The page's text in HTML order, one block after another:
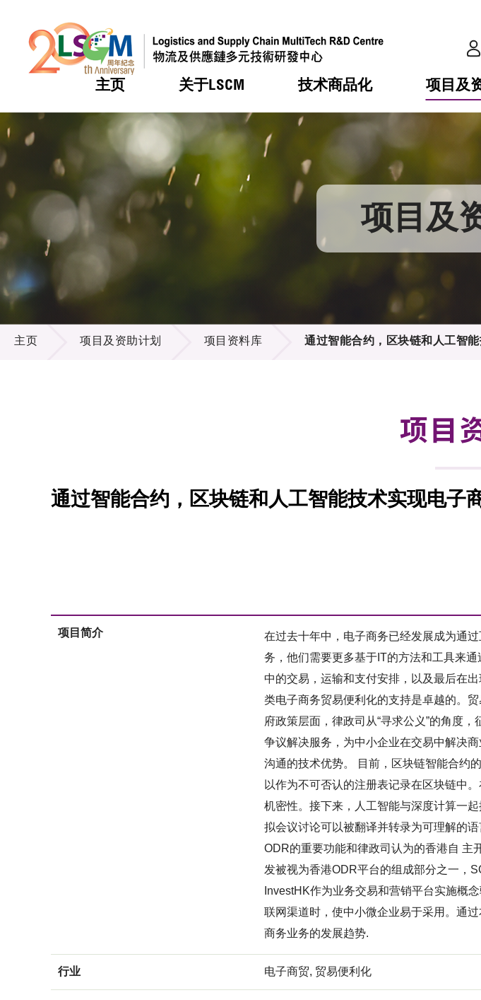
主页 关于LSCM
热门
LSCM 动向
机构简介
服务范畴
组织架构
供应商登记
技术商品化
热门
LSCM 动向
服务
应用于公共服务之创新技术
项目及
热门
LSCM 动向
合作计划
资助计划
项目资料库
热门
LSCM 动向
活动
业界活动
奖项
多媒体
出版刊物
热门
LSCM 动向
会籍及服务
会员列表
项目及
项目及资助计划
主页 项目及资助计划 项目资料库 通过智能合约，区块链和人工智
项目
通过智能合约，区块链和人工智能技术实现电子
项目简介
在过去十年中，电子商务已经发展成为通
务，他们需要更多基于IT的方法和工具来
中的交易，运输和支付安排，以及最后在
类电子商务贸易便利化的支持是卓越的。
府政策层面，律政司从“寻求公义”的角度
争议解决服务，为中小企业在交易中解决
沟通的技术优势。 目前，区块链智能合约
以作为不可否认的注册表记录在区块链中
机密性。接下来，人工智能与深度计算一
拟会议讨论可以被翻译并转录为可理解的
ODR的重要功能和律政司认为的香港自 主
发被视为香港ODR平台的组成部分之一，
InvestHK作为业务交易和营销平台实施概
联网渠道时，使中小微企业易于采用。通
商务业务的发展趋势.
行业 电子商贸, 贸易便利化